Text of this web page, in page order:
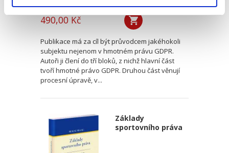
490,00 Kč
Publikace má za cíl být průvodcem jakéhokoli
subjektu nejenom v hmotném právu GDPR.
Autoři ji člení do tří bloků, z nichž hlavní část
tvoří hmotné právo GDPR. Druhou část věnují
procesní úpravě, v...
Základy
sportovního práva